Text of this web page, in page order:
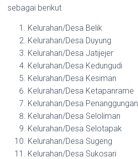
sebagai berikut
Kelurahan/Desa Belik
Kelurahan/Desa Duyung
Kelurahan/Desa Jatijejer
Kelurahan/Desa Kedungudi
Kelurahan/Desa Kesiman
Kelurahan/Desa Ketapanrame
Kelurahan/Desa Penanggungan
Kelurahan/Desa Seloliman
Kelurahan/Desa Selotapak
Kelurahan/Desa Sugeng
Kelurahan/Desa Sukosari